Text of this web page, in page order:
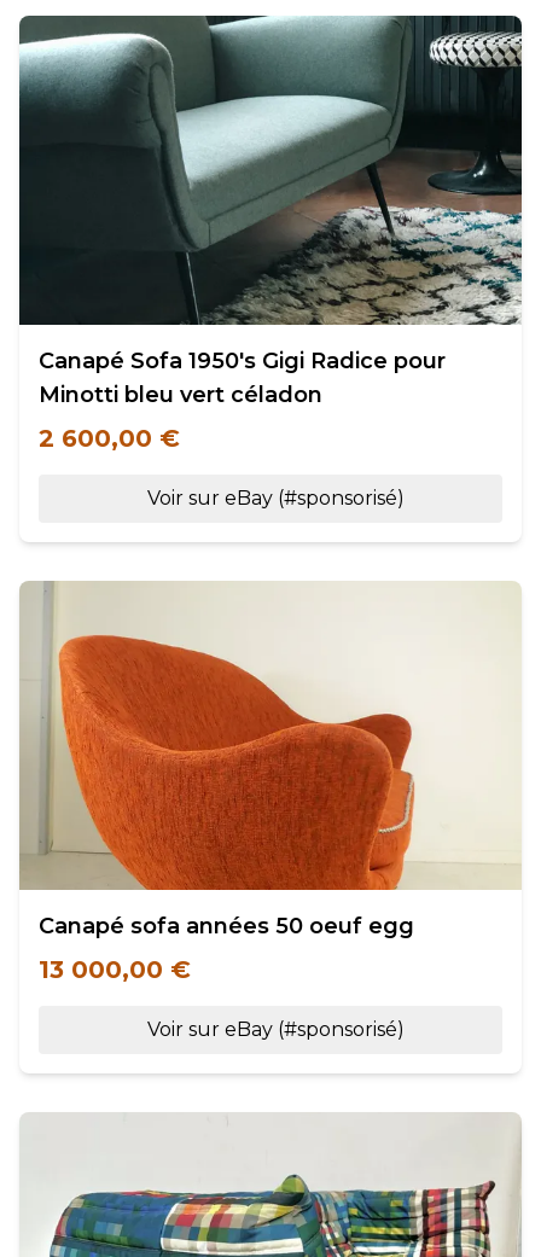
Canapé Sofa 1950's Gigi Radice pour
Minotti bleu vert céladon
2 600,00 €
Voir sur eBay (#sponsorisé)
Canapé sofa années 50 oeuf egg
13 000,00 €
Voir sur eBay (#sponsorisé)